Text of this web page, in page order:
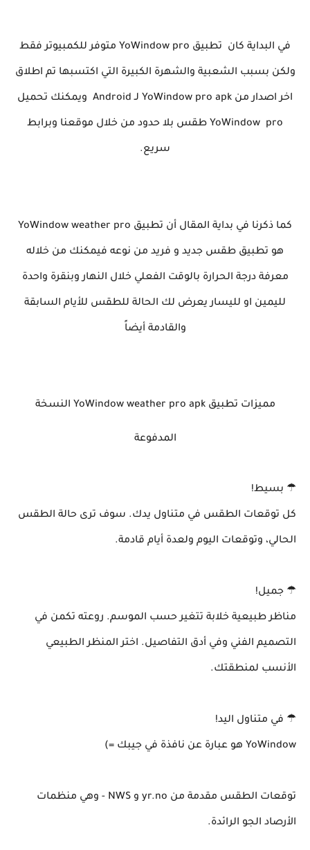
في البداية كان تطبيق YoWindow pro متوفر للكمبيوتر فقط
ولكن بسبب الشعبية والشهرة الكبيرة التي اكتسبها تم اطلاق
اخر اصدار من YoWindow pro apk لـ Android ويمكنك تحميل
YoWindow pro طقس بلا حدود من خلال موقعنا وبرابط
سريع.
كما ذكرنا في بداية المقال أن تطبيق YoWindow weather pro
هو تطبيق طقس جديد و فريد من نوعه فيمكنك من خلاله
معرفة درجة الحرارة بالوقت الفعلي خلال النهار وبنقرة واحدة
لليمين او لليسار يعرض لك الحالة للطقس للأيام السابقة
والقادمة أيضاً
مميزات تطبيق YoWindow weather pro apk النسخة
المدفوعة
☂ بسيط!
كل توقعات الطقس في متناول يدك. سوف ترى حالة الطقس
الحالي، وتوقعات اليوم ولعدة أيام قادمة.
☂ جميل!
مناظر طبيعية خلابة تتغير حسب الموسم. روعته تكمن في
التصميم الفني وفي أدق التفاصيل. اختر المنظر الطبيعي
الأنسب لمنطقتك.
☂ في متناول اليد!
YoWindow هو عبارة عن نافذة في جيبك =)
توقعات الطقس مقدمة من yr.no و NWS - وهي منظمات
الأرصاد الجو الرائدة.